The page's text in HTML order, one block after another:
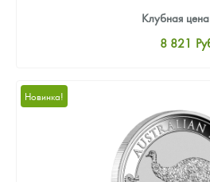
Клубная цена
8 821
Цена выкупа
Новинка!